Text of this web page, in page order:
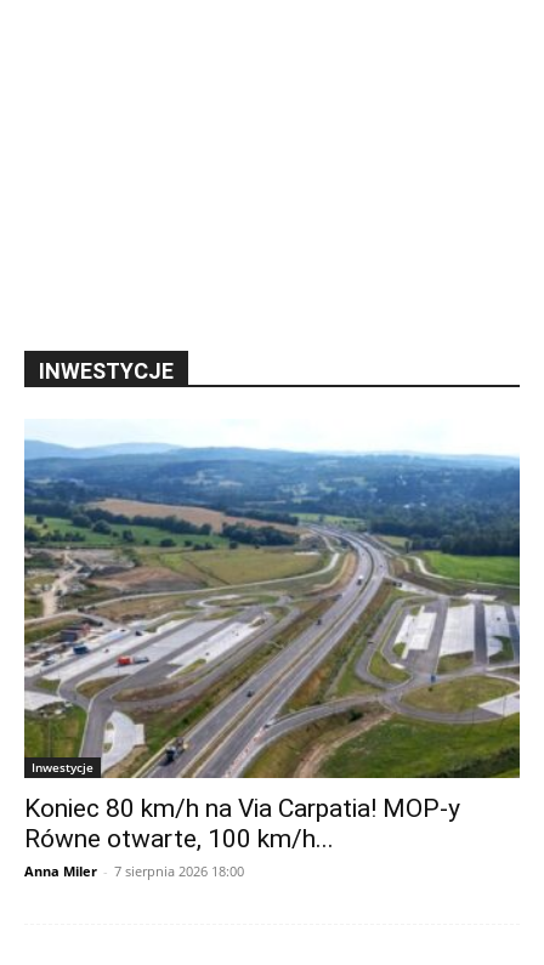
INWESTYCJE
Inwestycje
Koniec 80 km/h na Via Carpatia! MOP-y
Równe otwarte, 100 km/h...
Anna Miler - 7 sierpnia 2026 18:00